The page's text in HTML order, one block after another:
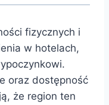
fizycznych i
w hotelach,
oraz dostępność
że region ten